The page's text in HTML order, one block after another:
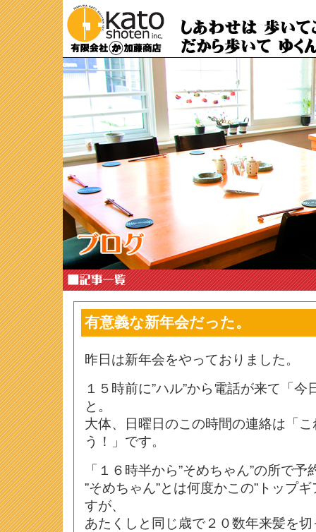
有意義な新年会だった。
昨日は新年会をやっておりました。
１５時前に”ハル”から電話が来て「
と。
大体、日曜日のこの時間の連絡は「
う！」です。
「１６時半から”そめちゃん”の所で
”そめちゃん”とは何度かこの”トップ
すが、
あたくしと同じ歳で２０数年来髪を